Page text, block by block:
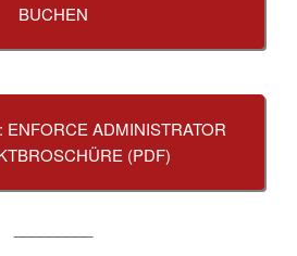
BUCHEN
ENFORCE ADMINISTRATOR
(PDF)